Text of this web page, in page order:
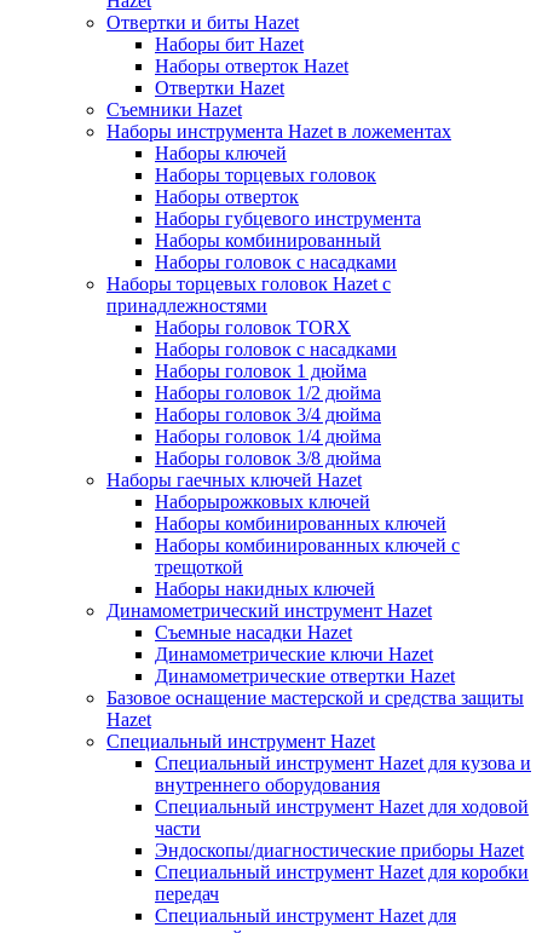
Отвертки и биты Hazet
Наборы бит Hazet
Наборы отверток Hazet
Отвертки Hazet
Съемники Hazet
Наборы инструмента Hazet в ложементах
Наборы ключей
Наборы торцевых головок
Наборы отверток
Наборы губцевого инструмента
Наборы комбинированный
Наборы головок с насадками
Наборы торцевых головок Hazet с
принадлежностями
Наборы головок TORX
Наборы головок с насадками
Наборы головок 1 дюйма
Наборы головок 1/2 дюйма
Наборы головок 3/4 дюйма
Наборы головок 1/4 дюйма
Наборы головок 3/8 дюйма
Наборы гаечных ключей Hazet
Наборырожковых ключей
Наборы комбинированных ключей
Наборы комбинированных ключей с
трещоткой
Наборы накидных ключей
Динамометрический инструмент Hazet
Съемные насадки Hazet
Динамометрические ключи Hazet
Динамометрические отвертки Hazet
Базовое оснащение мастерской и средства защиты
Hazet
Специальный инструмент Hazet
Специальный инструмент Hazet для кузова и
внутреннего оборудования
Специальный инструмент Hazet для ходовой
части
Эндоскопы/диагностические приборы Hazet
Специальный инструмент Hazet для коробки
передач
Специальный инструмент Hazet для